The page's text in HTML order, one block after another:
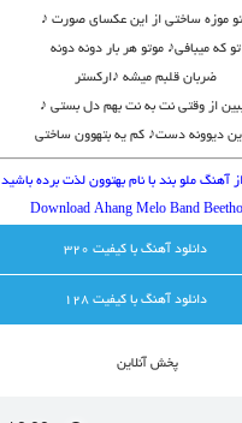
موزه ساختی از این عکسای صورت ♪
تو که میبافی♪ موتو هر بار دونه دونه
ضربان قلبم میشه ♪ارکستر
از وقتی نت به نت بهم دل بستی ♪
دیوونه دست♪ کم یه بتهوون ساختی
آهنگ ملو بند با نام بهتوون لذت برده باشید
Download Ahang Melo Band
دانلود آهنگ با کيفيت 320
دانلود آهنگ با کيفيت 128
پخش آنلاين